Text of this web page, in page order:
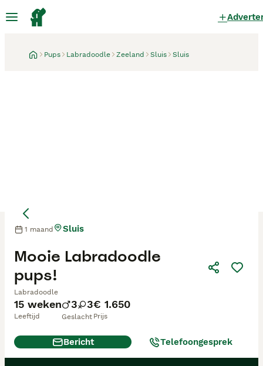
Pups Labradoodle Zeeland Sluis Sluis
15 weken
Leeftijd
3 3
Geslacht
€ 1.650
Prijs
Mooie Labradoodle
pups!
Labradoodle
1 maand Sluis
Bericht Telefoongesprek